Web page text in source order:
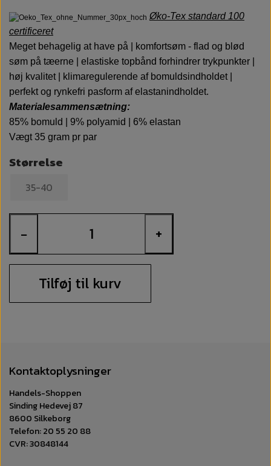
Øko-Tex standard 100
certificeret
Meget behagelig at have på | komfortsøm - flad og blød
søm på tæerne | elastiske topbånd forhindrer trykpunkter |
høj kvalitet | klimaregulerende af bomuldsindholdet |
perfekt og rynkefri pasform af elastanindholdet.
Materialesammensætning:
85% bomuld | 9% polyamid | 6% elastan
Vægt 35 gram pr par
Størrelse
35-40
− +
Tilføj til kurv
Kontaktoplysninger
Handels-Shoppen
Sinding Hedevej 87
8600 Silkeborg
Telefon: 20 55 20 88
CVR: 30848144